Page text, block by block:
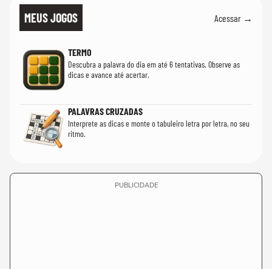
MEUS JOGOS Acessar →
TERMO
Descubra a palavra do dia em até 6 tentativas. Observe as
dicas e avance até acertar.
PALAVRAS CRUZADAS
Interprete as dicas e monte o tabuleiro letra por letra, no seu
ritmo.
PUBLICIDADE